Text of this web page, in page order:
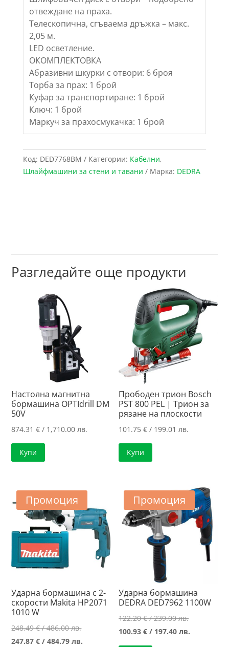
отвеждане на праха.
Телескопична, сгъваема дръжка – макс.
2,05 м.
LED осветление.
ОКОМПЛЕКТОВКА
Абразивни шкурки с отвори: 6 броя
Торба за прах: 1 брой
Куфар за транспортиране: 1 брой
Ключ: 1 брой
Маркуч за прахосмукачка: 1 брой
Код: DED7768BM Категории: Кабелни,
Шлайфмашини за стени и тавани
Марка: DEDRA
Разгледайте още продукти
Настолна магнитна
бормашина OPTIdrill DM
50V
874.31€ / 1,710.00 лв.
Купи
Прободен трион Bosch
PST 800 PEL | Трион за
рязане на плоскости
101.75€ / 199.01 лв.
Купи
Промоция
Ударна бормашина с 2-
скорости Makita HP2071
1010 W
248.49€/ 486.00 лв.Original
price
247.87€ / 484.79 лв.
Промоция
Ударна бормашина
DEDRA DED7962 1100W
122.20€/ 239.00 лв.Original
price
100.93€ / 197.40 лв.